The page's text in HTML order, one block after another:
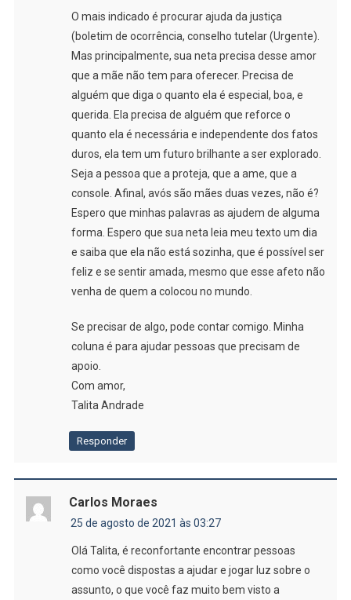
O mais indicado é procurar ajuda da justiça
(boletim de ocorrência, conselho tutelar (Urgente).
Mas principalmente, sua neta precisa desse amor
que a mãe não tem para oferecer. Precisa de
alguém que diga o quanto ela é especial, boa, e
querida. Ela precisa de alguém que reforce o
quanto ela é necessária e independente dos fatos
duros, ela tem um futuro brilhante a ser explorado.
Seja a pessoa que a proteja, que a ame, que a
console. Afinal, avós são mães duas vezes, não é?
Espero que minhas palavras as ajudem de alguma
forma. Espero que sua neta leia meu texto um dia
e saiba que ela não está sozinha, que é possível ser
feliz e se sentir amada, mesmo que esse afeto não
venha de quem a colocou no mundo.
Se precisar de algo, pode contar comigo. Minha
coluna é para ajudar pessoas que precisam de
apoio.
Com amor,
Talita Andrade
Responder
Carlos Moraes
25 de agosto de 2021 às 03:27
Olá Talita, é reconfortante encontrar pessoas
como você dispostas a ajudar e jogar luz sobre o
assunto, o que você faz muito bem visto a